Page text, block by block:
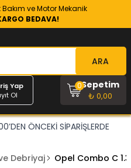
Bakım ve Motor Mekanik
BEDAVA!
ARA
Yap
Ol
Sepetim
₺ 0,00
0
ÖNCEKİ SİPARİŞLERDE
Debriyaj Opel Combo C